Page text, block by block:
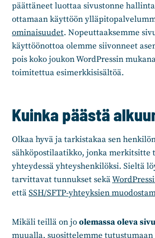
päättäneet luottaa sivustonne
ottamaan käyttöön
ominaisuudet. Nopeuttaaksemme
käyttöönottoa olemme siivonneet
pois koko joukon WordPressin
toimitettua esimerkkisisältöä.
Kuinka päästä
Olkaa hyvä ja tarkistakaa sen
sähköpostilaatikko, jonka merkitsitte
yhteydessä yhteyshenkilöksi. Sieltä
tarvittavat tunnukset sekä
ettäSSH/SFTP-yhteyksien
Mikäli teillä on joolemassa oleva
muualla, suosittelemme tutustumaan